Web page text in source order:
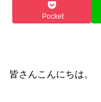
Pocket
皆さんこんにちは。